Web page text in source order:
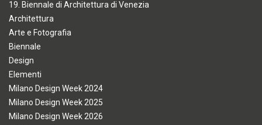
19. Biennale di Architettura di Venezia
Architettura
Arte e Fotografia
Biennale
Design
Elementi
Milano Design Week 2024
Milano Design Week 2025
Milano Design Week 2026